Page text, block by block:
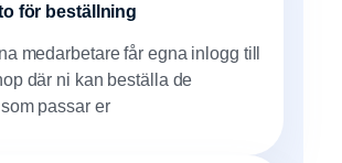
för beställning
medarbetare får egna inlogg till
där ni kan beställa de
passar er